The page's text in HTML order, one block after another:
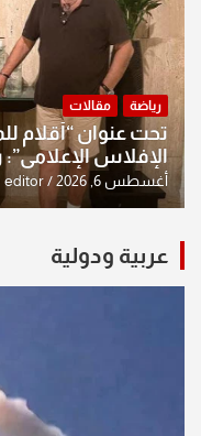
رياضة مقالات
تحت عنوان “أقلام
الإفلاس
الشكرجي
أغسطس 6, 2026 editor
عربية ودولية